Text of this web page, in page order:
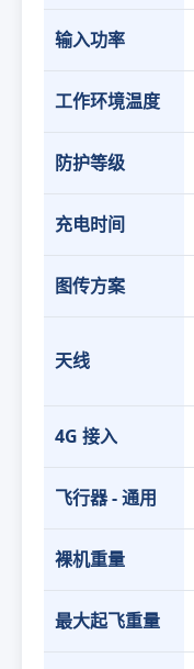
输入功率
工作环境温度
防护等级
充电时间
图传方案
天线
4G 接入
飞行器 - 通用
裸机重量
最大起飞重量